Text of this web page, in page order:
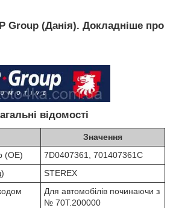
Group (Данія). Докладніше про
відомості
Значення
(OE)
7D0407361, 701407361C
STEREX
Для автомобілів починаючи з
№ 70T.200000